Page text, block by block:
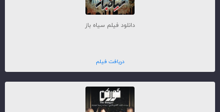
دانلود فیلم سیاه باز
دریافت فیلم